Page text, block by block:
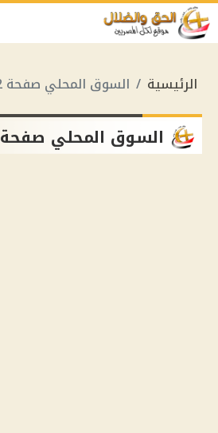
الرئيسية السوق المحلي صفحة 2
السوق المحلي صفحة 2